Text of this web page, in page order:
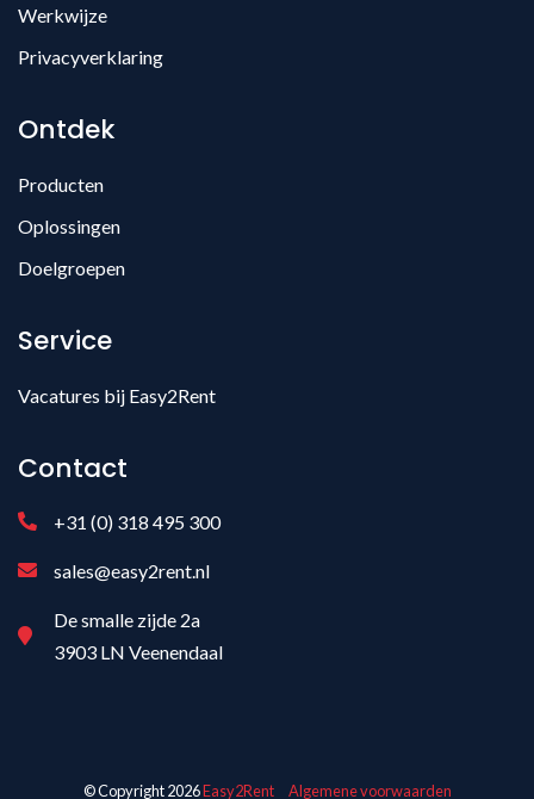
Werkwijze
Privacyverklaring
Ontdek
Producten
Oplossingen
Doelgroepen
Service
Vacatures bij Easy2Rent
Contact
+31 (0) 318 495 300
sales@easy2rent.nl
De smalle zijde 2a
3903 LN Veenendaal
© Copyright 2026Easy2Rent Algemene voorwaarden